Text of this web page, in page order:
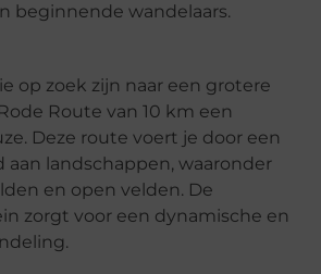
beginnende wandelaars.
op zoek zijn naar een grotere
Route van 10 km een
Deze route voert je door een
aan landschappen, waaronder
en open velden. De
zorgt voor een dynamische en